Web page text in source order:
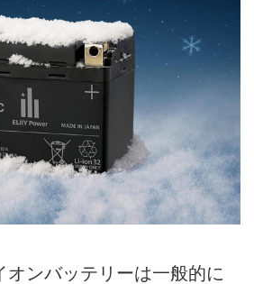
オンバッテリーは一般的に